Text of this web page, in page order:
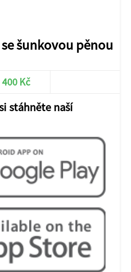
šunkovou pěnou
400 Kč
stáhněte naší